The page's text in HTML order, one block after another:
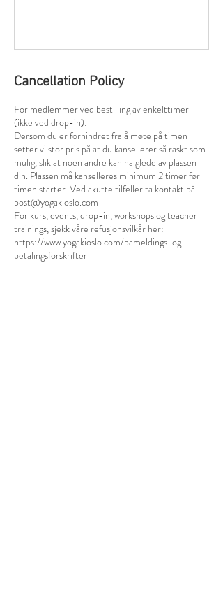
Cancellation Policy
For medlemmer ved bestilling av enkelttimer
(ikke ved drop-in):
Dersom du er forhindret fra å møte på timen
setter vi stor pris på at du kansellerer så raskt som
mulig, slik at noen andre kan ha glede av plassen
din. Plassen må kanselleres minimum 2 timer før
timen starter. Ved akutte tilfeller ta kontakt på
post@yogakioslo.com
For kurs, events, drop-in, workshops og teacher
trainings, sjekk våre refusjonsvilkår her:
https://www.yogakioslo.com/pameldings-og-
betalingsforskrifter